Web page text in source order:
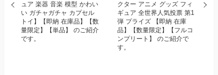
ュア 楽器 音楽 模型 かわい
い ガチャガチャ カプセル
トイ】【即納 在庫品】【数
量限定】【単品】 のご紹介
です。
クター アニメ グッズ フィ
ギュア 全世界人気投票 第1
弾 プライズ 【即納 在庫
品】【数量限定】【フルコ
ンプリート】 のご紹介で
す。